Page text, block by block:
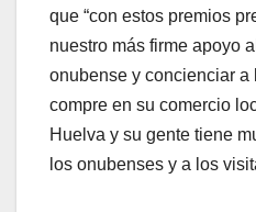
que “con estos premios
nuestro más firme apoyo
onubense y concienciar
compre en su comercio
Huelva y su gente tiene
los onubenses y a los